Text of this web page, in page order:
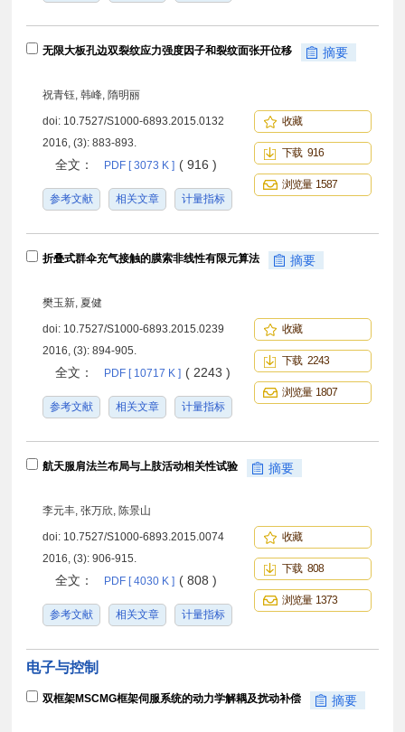
无限大板孔边双裂纹应力强度因子和裂纹面张开位移 摘要
祝青钰, 韩峰, 隋明丽
doi: 10.7527/S1000-6893.2015.0132
2016, (3): 883-893.
全文： PDF [ 3073 K ] ( 916 )
参考文献 相关文章 计量指标
收藏
下载 916
浏览量 1587
折叠式群伞充气接触的膜索非线性有限元算法 摘要
樊玉新, 夏健
doi: 10.7527/S1000-6893.2015.0239
2016, (3): 894-905.
全文： PDF [ 10717 K ] ( 2243 )
参考文献 相关文章 计量指标
收藏
下载 2243
浏览量 1807
航天服肩法兰布局与上肢活动相关性试验 摘要
李元丰, 张万欣, 陈景山
doi: 10.7527/S1000-6893.2015.0074
2016, (3): 906-915.
全文： PDF [ 4030 K ] ( 808 )
参考文献 相关文章 计量指标
收藏
下载 808
浏览量 1373
电子与控制
双框架MSCMG框架伺服系统的动力学解耦及扰动补偿 摘要